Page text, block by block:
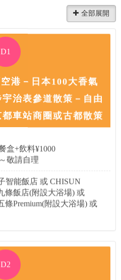
D1
港－日本100大香氣
治表參道散策－自由
車站商圈或古都散策
盒+飲料¥1000
敬請自理
智能飯店 或 CHISUN
條飯店(附設大浴場) 或
條Premium(附設大浴場) 或
D2